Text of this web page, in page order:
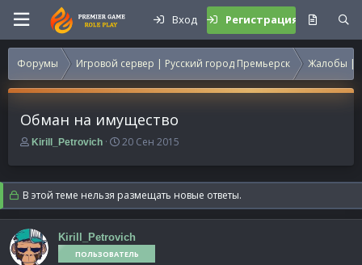
Вход Регистрация
Форумы Игровой сервер | Русский город Премьерск Жалобы |
Обман на имущество
А
т
о
р
т
е
м
ы
Kirill_Petrovich
Д
т
а
н
а
а
л
20 Сен 2015
В этой теме нельзя размещать новые ответы.
Kirill_Petrovich
ПОЛЬЗОВАТЕЛЬ